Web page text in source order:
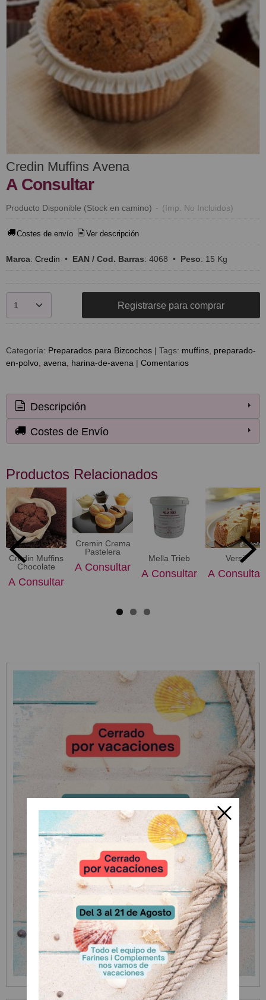
Credin Muffins Avena
A Consultar
Producto Disponible (Stock en camino) - (Imp. No Incluidos)
Costes de envío Ver descripción
Marca: Credin • EAN / Cod. Barras: 4068 • Peso: 15 Kg
Registrarse para comprar
Categoría: Preparados para Bizcochos | Tags: muffins preparado-
en-polvo avena harina-de-avena | Comentarios
Descripción
Costes de Envío
Productos Relacionados
Credin Muffins
Chocolate
A Consultar
Cremin Crema
Pastelera
A Consultar
Mella Trieb
A Consultar
Versil
A Consultar